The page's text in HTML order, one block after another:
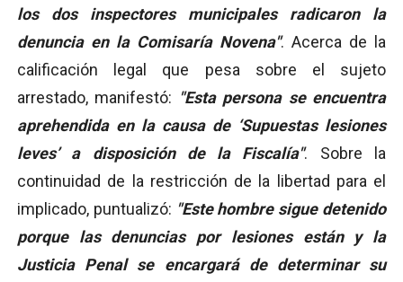
los dos inspectores municipales radicaron la
denuncia en la Comisaría Novena". Acerca de la
calificación legal que pesa sobre el sujeto
arrestado, manifestó: "Esta persona se encuentra
aprehendida en la causa de ‘Supuestas lesiones
leves’ a disposición de la Fiscalía". Sobre la
continuidad de la restricción de la libertad para el
implicado, puntualizó: "Este hombre sigue detenido
porque las denuncias por lesiones están y la
Justicia Penal se encargará de determinar su